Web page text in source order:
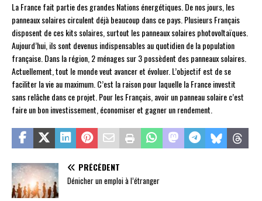
La France fait partie des grandes Nations énergétiques. De nos jours, les
panneaux solaires circulent déjà beaucoup dans ce pays. Plusieurs Français
disposent de ces kits solaires, surtout les panneaux solaires photovoltaïques.
Aujourd’hui, ils sont devenus indispensables au quotidien de la population
française. Dans la région, 2 ménages sur 3 possèdent des panneaux solaires.
Actuellement, tout le monde veut avancer et évoluer. L’objectif est de se
faciliter la vie au maximum. C’est la raison pour laquelle la France investit
sans relâche dans ce projet. Pour les Français, avoir un panneau solaire c’est
faire un bon investissement, économiser et gagner un rendement.
PRÉCÉDENT
Dénicher un emploi à l’étranger